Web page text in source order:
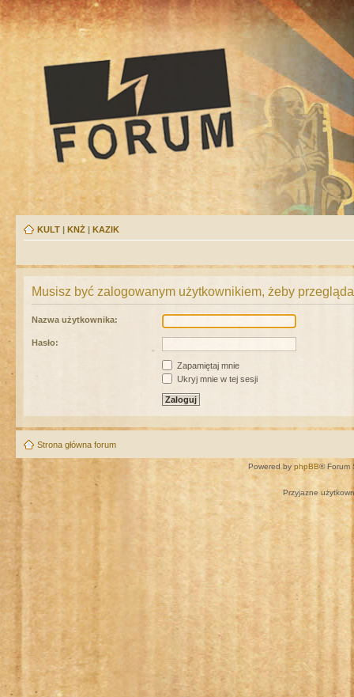
KULT | KNŻ | KAZIK
Musisz być zalogowanym użytkownikiem, żeby
Nazwa użytkownika:
Hasło:
Zapamiętaj mnie
Ukryj mnie w tej sesji
Strona główna forum
Powered by phpBB® Forum
Przyjazne